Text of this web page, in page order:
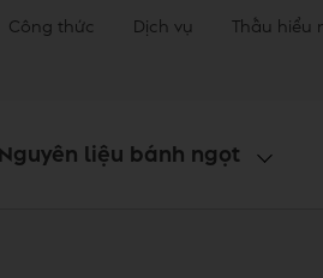
Công thức Dịch vụ Thấu hiểu
Nguyên liệu bánh ngọt